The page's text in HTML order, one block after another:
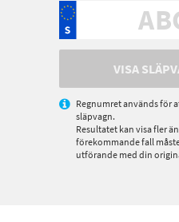
VISA
Regnumret används för
släpvagn.
Resultatet kan visa fler
förekommande fall
utförande med din